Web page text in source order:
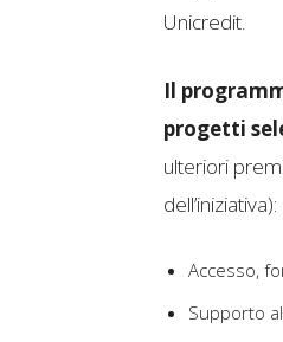
Unicredit.
Il
progetti
ulteriori
dell’iniziativa):
Accesso,
Supporto